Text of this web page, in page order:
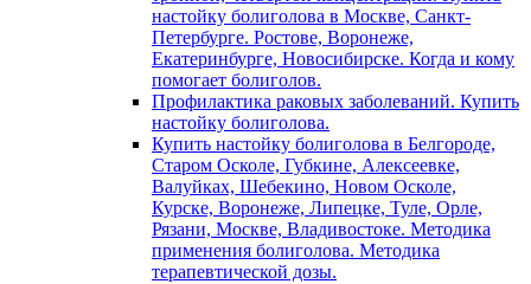
настойку болиголова в Москве, Санкт-
Петербурге. Ростове, Воронеже,
Екатеринбурге, Новосибирске. Когда и кому
помогает болиголов.
Профилактика раковых заболеваний. Купить
настойку болиголова.
Купить настойку болиголова в Белгороде,
Старом Осколе, Губкине, Алексеевке,
Валуйках, Шебекино, Новом Осколе,
Курске, Воронеже, Липецке, Туле, Орле,
Рязани, Москве, Владивостоке. Методика
применения болиголова. Методика
терапевтической дозы.